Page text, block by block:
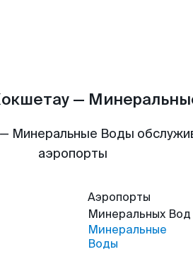
—
Минеральные Воды
аэропорты
Аэропорты
Минеральных Вод
Минеральные
Воды